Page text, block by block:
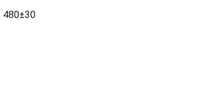
480±30